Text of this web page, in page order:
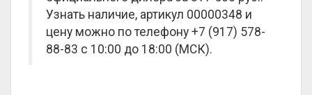
Узнать наличие, артикул 00000348 и
цену можно по телефону +7 (917) 578-
88-83 с 10:00 до 18:00 (МСК).